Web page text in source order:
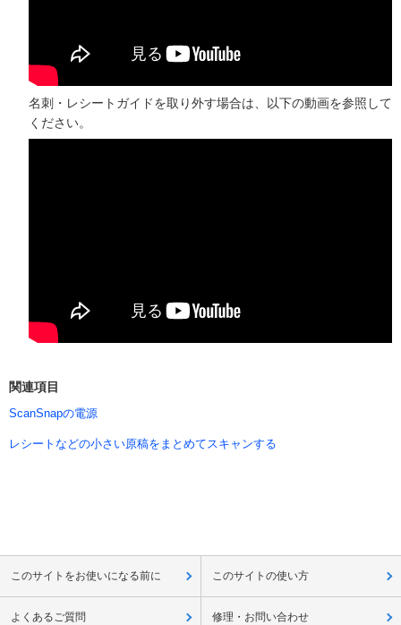
名刺・レシートガイドを取り外す場合は、以下の動画を参照して
ください。
関連項目
ScanSnapの電源
レシートなどの小さい原稿をまとめてスキャンする
このサイトをお使いになる前に このサイトの使い方
よくあるご質問 修理・お問い合わせ